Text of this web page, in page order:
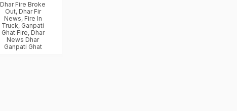
Dhar Fire Broke
Out, Dhar Fir
News, Fire In
Truck, Ganpati
Ghat Fire, Dhar
News Dhar
Ganpati Ghat